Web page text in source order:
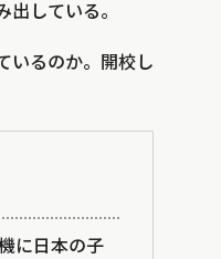
している。
いるのか。開校し
に日本の子